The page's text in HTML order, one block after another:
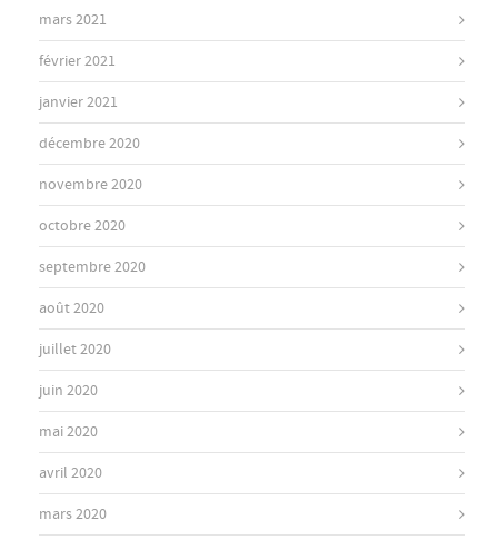
mars 2021
février 2021
janvier 2021
décembre 2020
novembre 2020
octobre 2020
septembre 2020
août 2020
juillet 2020
juin 2020
mai 2020
avril 2020
mars 2020